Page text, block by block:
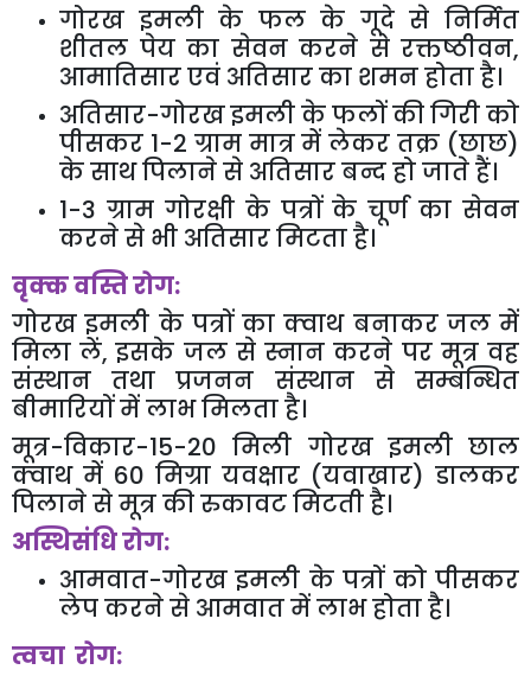
गोरख इमली के फल के गूदे से निर्मित
शीतल पेय का सेवन करने से रक्तष्ठीवन,
आमातिसार एवं अतिसार का शमन होता है।
अतिसार-गोरख इमली के फलों की गिरी को
पीसकर 1-2 ग्राम मात्र में लेकर तक्र (छाछ)
के साथ पिलाने से अतिसार बन्द हो जाते हैं।
1-3 ग्राम गोरक्षी के पत्रों के चूर्ण का सेवन
करने से भी अतिसार मिटता है।
वृक्क वस्ति रोग:
गोरख इमली के पत्रों का क्वाथ बनाकर जल में
मिला लें,इसके जल से स्नान करने पर मूत्र वह
संस्थान तथा प्रजनन संस्थान से सम्बन्धित
बीमारियों में लाभ मिलता है।
मूत्र-विकार-15-20 मिली गोरख इमली छाल
क्वाथ में 60 मिग्रा यवक्षार (यवाखार) डालकर
पिलाने से मूत्र की रुकावट मिटती है।
अस्थिसंधि रोग:
आमवात-गोरख इमली के पत्रों को पीसकर
लेप करने से आमवात में लाभ होता है।
त्वचा रोग: